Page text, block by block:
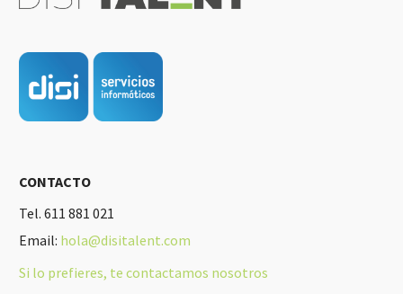
CONTACTO
Tel. 611 881 021
Email: hola@disitalent.com
Si lo prefieres, te contactamos nosotros